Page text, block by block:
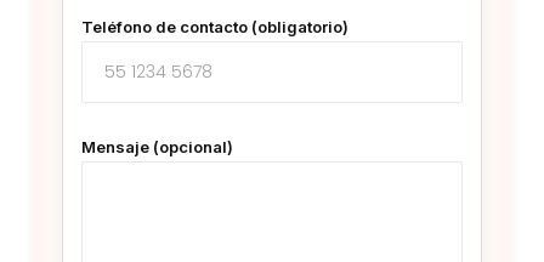
Teléfono de contacto (obligatorio)
Mensaje (opcional)